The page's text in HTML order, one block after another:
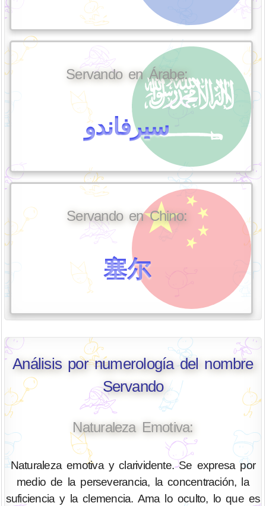
Servando en Árabe:
سيرفاندو
Servando en Chino:
塞尔
Análisis por numerología del nombre
Servando
Naturaleza Emotiva:
Naturaleza emotiva y clarividente. Se expresa por
medio de la perseverancia, la concentración, la
suficiencia y la clemencia. Ama lo oculto, lo que es